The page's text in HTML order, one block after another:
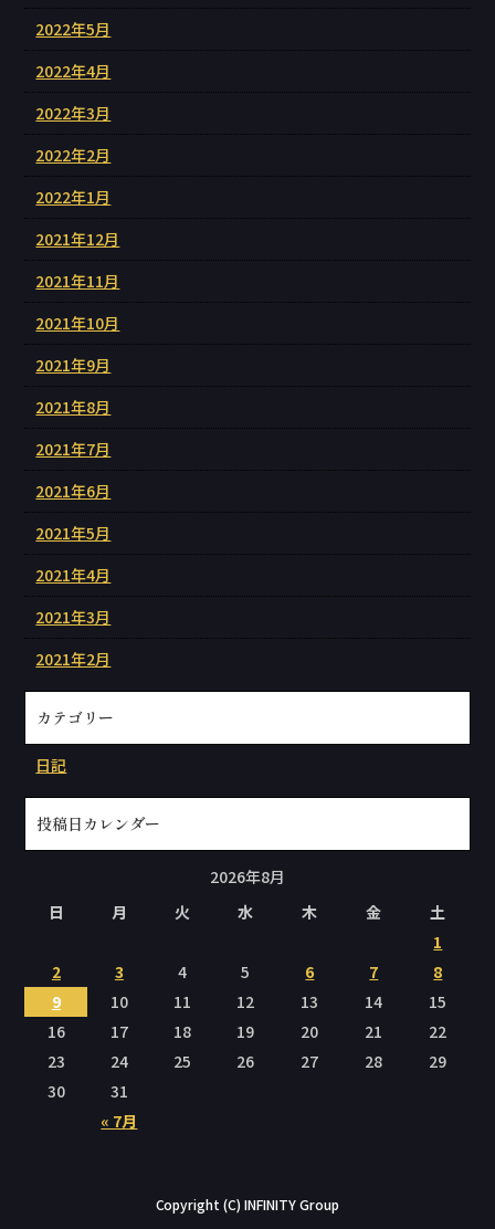
2022年5月
2022年4月
2022年3月
2022年2月
2022年1月
2021年12月
2021年11月
2021年10月
2021年9月
2021年8月
2021年7月
2021年6月
2021年5月
2021年4月
2021年3月
2021年2月
カテゴリー
日記
投稿日カレンダー
2026年8月
日
月 火 水 木 金 土
« 7月
1
2
3 4 5 6 7
8
9
10 11 12 13 14
15
16
17 18 19 20 21
22
23
24 25 26 27 28
29
30
31
Copyright (C) INFINITY Group